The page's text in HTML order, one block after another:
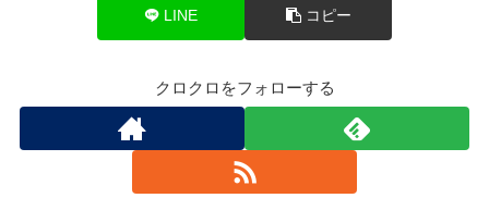
LINE コピー
クロクロをフォローする